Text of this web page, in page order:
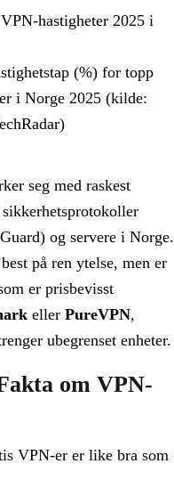
(%) for topp
i Norge 2025 (kilde:
seg med raskest
og servere i Norge.
på ren ytelse, men er
er prisbevisst
eller PureVPN,
ubegrenset enheter.
om VPN-
VPN-er er like bra som